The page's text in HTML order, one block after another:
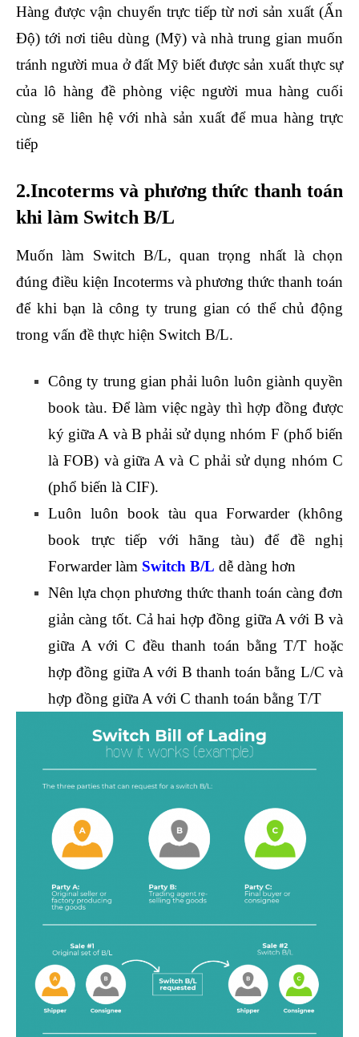
Hàng được vận chuyển trực tiếp từ nơi sản xuất (Ấn
Độ) tới nơi tiêu dùng (Mỹ) và nhà trung gian muốn
tránh người mua ở đất Mỹ biết được sản xuất thực sự
của lô hàng đề phòng việc người mua hàng cuối
cùng sẽ liên hệ với nhà sản xuất để mua hàng trực
tiếp
2.Incoterms và phương thức thanh toán
khi làm Switch B/L
Muốn làm Switch B/L, quan trọng nhất là chọn
đúng điều kiện Incoterms và phương thức thanh toán
để khi bạn là công ty trung gian có thể chủ động
trong vấn đề thực hiện Switch B/L.
Công ty trung gian phải luôn luôn giành quyền
book tàu. Để làm việc ngày thì hợp đồng được
ký giữa A và B phải sử dụng nhóm F (phổ biến
là FOB) và giữa A và C phải sử dụng nhóm C
(phổ biến là CIF).
Luôn luôn book tàu qua Forwarder (không
book trực tiếp với hãng tàu) để đề nghị
Forwarder làm Switch B/L dễ dàng hơn
Nên lựa chọn phương thức thanh toán càng đơn
giản càng tốt. Cả hai hợp đồng giữa A với B và
giữa A với C đều thanh toán bằng T/T hoặc
hợp đồng giữa A với B thanh toán bằng L/C và
hợp đồng giữa A với C thanh toán bằng T/T